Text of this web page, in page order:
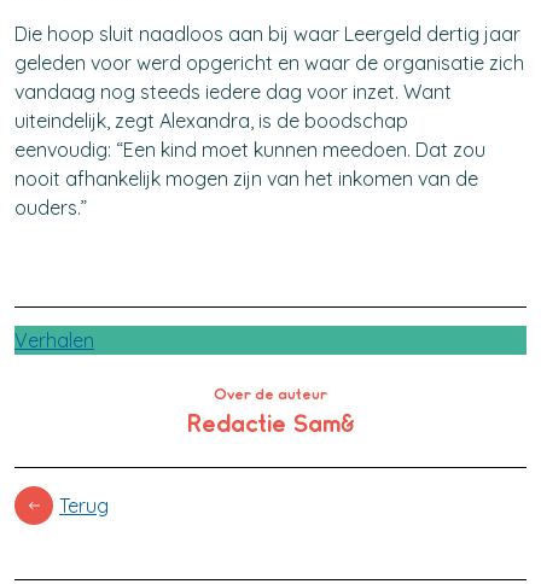
Die hoop sluit naadloos aan bij waar Leergeld dertig jaar
geleden voor werd opgericht en waar de organisatie zich
vandaag nog steeds iedere dag voor inzet. Want
uiteindelijk, zegt Alexandra, is de boodschap
eenvoudig: “Een kind moet kunnen meedoen. Dat zou
nooit afhankelijk mogen zijn van het inkomen van de
ouders.”
Verhalen
Over de auteur
Redactie Sam&
Terug